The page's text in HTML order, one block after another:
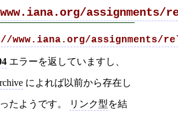
assignments/
www.iana.org/assignments/
エラーを返していますし、
によれば以前から存在し
たようです。 リンク型を結